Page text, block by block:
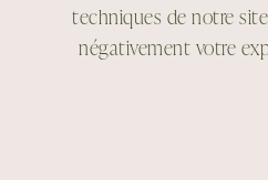
techniques de notre
négativement votre